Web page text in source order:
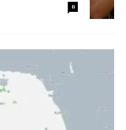
0